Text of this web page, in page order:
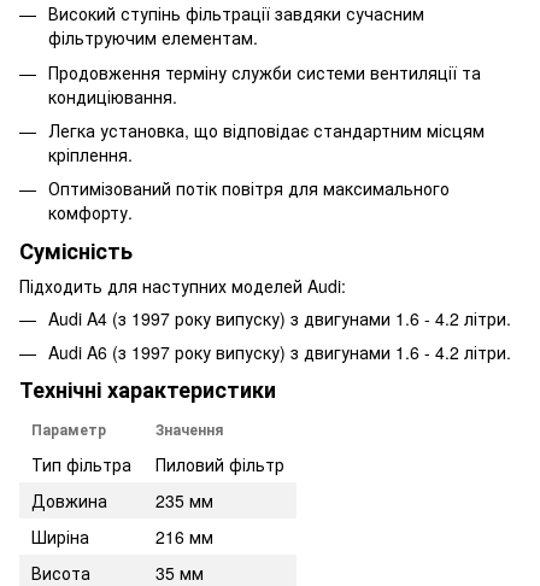
Високий ступінь фільтрації завдяки сучасним
фільтруючим елементам.
Продовження терміну служби системи вентиляції та
кондиціювання.
Легка установка, що відповідає стандартним місцям
кріплення.
Оптимізований потік повітря для максимального
комфорту.
Сумісність
Підходить для наступних моделей Audi:
Audi A4 (з 1997 року випуску) з двигунами 1.6 - 4.2 літри.
Audi A6 (з 1997 року випуску) з двигунами 1.6 - 4.2 літри.
Технічні характеристики
Параметр Значення
Тип фільтра
Пиловий фільтр
Довжина
235 мм
Ширіна
216 мм
Висота
35 мм